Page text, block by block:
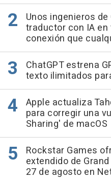
Unos ingenieros
traductor con IA
conexión que
ChatGPT estrena
texto ilimitados
Apple actualiza
para corregir una
Sharing' de macOS
Rockstar Games
extendido de
27 de agosto en